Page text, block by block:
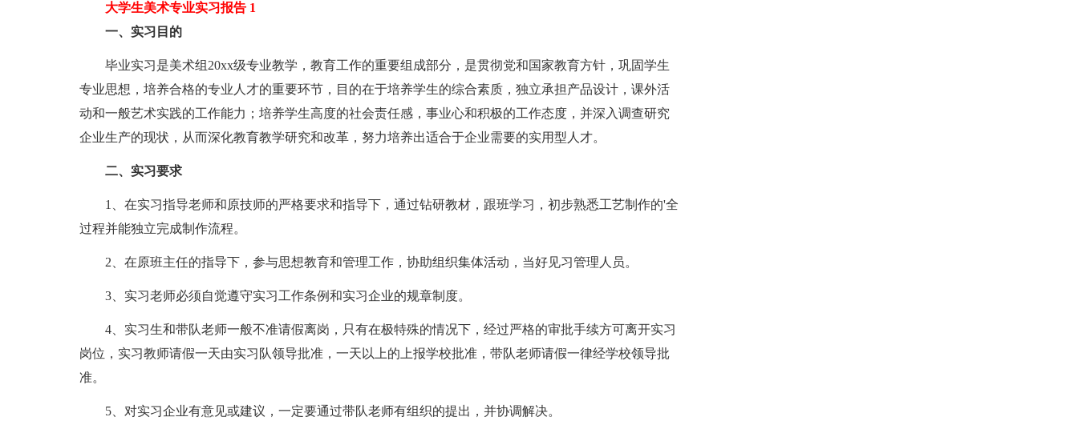
大学生美术专业实习报告 1
一、实习目的
毕业实习是美术组20xx级专业教学，教育工作的重要组成部分，是贯彻党和国家教育方针，巩固学生
专业思想，培养合格的专业人才的重要环节，目的在于培养学生的综合素质，独立承担产品设计，课外活
动和一般艺术实践的工作能力；培养学生高度的社会责任感，事业心和积极的工作态度，并深入调查研究
企业生产的现状，从而深化教育教学研究和改革，努力培养出适合于企业需要的实用型人才。
二、实习要求
1、在实习指导老师和原技师的严格要求和指导下，通过钻研教材，跟班学习，初步熟悉工艺制作的'全
过程并能独立完成制作流程。
2、在原班主任的指导下，参与思想教育和管理工作，协助组织集体活动，当好见习管理人员。
3、实习老师必须自觉遵守实习工作条例和实习企业的规章制度。
4、实习生和带队老师一般不准请假离岗，只有在极特殊的情况下，经过严格的审批手续方可离开实习
岗位，实习教师请假一天由实习队领导批准，一天以上的上报学校批准，带队老师请假一律经学校领导批
准。
5、对实习企业有意见或建议，一定要通过带队老师有组织的提出，并协调解决。